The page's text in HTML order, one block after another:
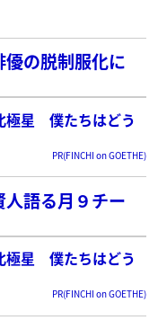
の脱制服化に
極星 僕たちはどう
PR(FINCHI on GOETHE)
人語る月９チー
極星 僕たちはどう
PR(FINCHI on GOETHE)